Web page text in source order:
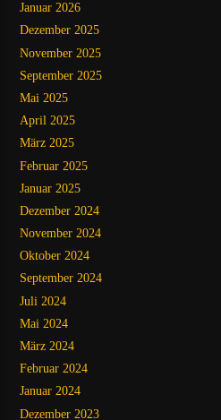
Januar 2026
Dezember 2025
November 2025
September 2025
Mai 2025
April 2025
März 2025
Februar 2025
Januar 2025
Dezember 2024
November 2024
Oktober 2024
September 2024
Juli 2024
Mai 2024
März 2024
Februar 2024
Januar 2024
Dezember 2023